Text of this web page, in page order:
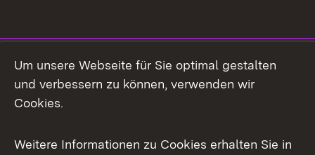
Facebook
X / Twitter
Um unsere Webseite für Sie optimal gestalten
und verbessern zu können, verwenden wir
Cookies.
Weitere Informationen zu Cookies erhalten Sie in